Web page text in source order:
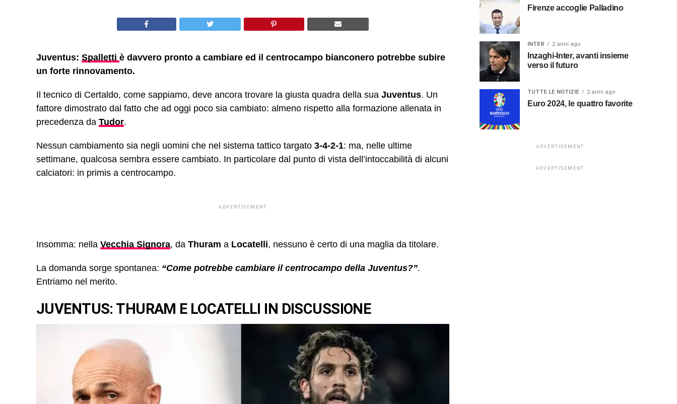
Juventus: Spalletti è davvero pronto a cambiare ed il centrocampo bianconero potrebbe subire
un forte rinnovamento.
Il tecnico di Certaldo, come sappiamo, deve ancora trovare la giusta quadra della sua Juventus. Un
fattore dimostrato dal fatto che ad oggi poco sia cambiato: almeno rispetto alla formazione allenata in
precedenza da Tudor.
Nessun cambiamento sia negli uomini che nel sistema tattico targato 3-4-2-1: ma, nelle ultime
settimane, qualcosa sembra essere cambiato. In particolare dal punto di vista dell’intoccabilità di alcuni
calciatori: in primis a centrocampo.
ADVERTISEMENT
Insomma: nella Vecchia Signora, da Thuram a Locatelli, nessuno è certo di una maglia da titolare.
La domanda sorge spontanea: “Come potrebbe cambiare il centrocampo della Juventus?”.
Entriamo nel merito.
JUVENTUS: THURAM E LOCATELLI IN DISCUSSIONE
Firenze accoglie Palladino
INTER 2 anni ago
Inzaghi-Inter, avanti insieme
verso il futuro
TUTTE LE NOTIZIE 2 anni ago
Euro 2024, le quattro favorite
ADVERTISEMENT
ADVERTISEMENT